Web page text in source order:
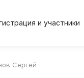
и участники
Сергей